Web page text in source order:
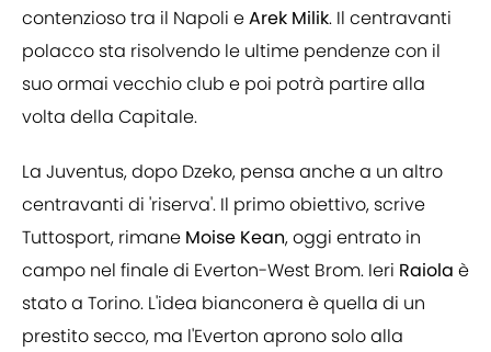
contenzioso tra il Napoli eArek Milik. Il centravanti
polacco sta risolvendo le ultime pendenze con il
suo ormai vecchio club e poi potrà partire alla
volta della Capitale.
La Juventus, dopo Dzeko, pensa anche a un altro
centravanti di 'riserva'. Il primo obiettivo, scrive
Tuttosport, rimane Moise Kean, oggi entrato in
campo nel finale di Everton-West Brom. Ieri Raiola è
stato a Torino. L'idea bianconera è quella di un
prestito secco, ma l'Everton aprono solo alla